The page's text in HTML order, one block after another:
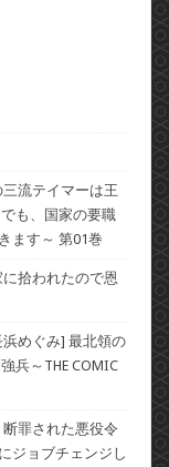
流テイマーは王
も、国家の要職
ます～ 第01巻
拾われたので恩
めぐみ] 最北領の
兵～THE COMIC
罪された悪役令
ジョブチェンジし